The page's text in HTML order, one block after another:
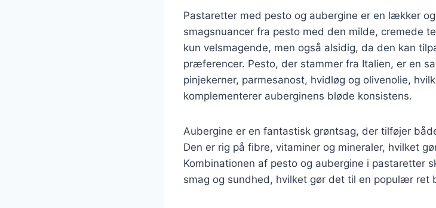
Pastaretter med pesto og aubergine er en lækker
smagsnuancer fra pesto med den milde, cremede
kun velsmagende, men også alsidig, da den kan
præferencer. Pesto, der stammer fra Italien, er en
pinjekerner, parmesanost, hvidløg og olivenolie,
komplementerer auberginens bløde konsistens.
Aubergine er en fantastisk grøntsag, der tilføjer
Den er rig på fibre, vitaminer og mineraler, hvilket
Kombinationen af pesto og aubergine i pastaretter
smag og sundhed, hvilket gør det til en populær ret